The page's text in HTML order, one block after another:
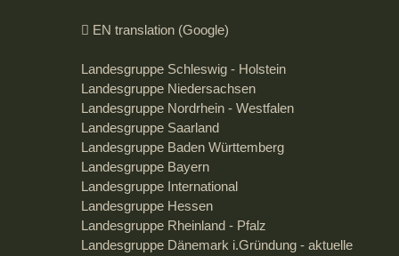
EN translation (Google)
Landesgruppe Schleswig - Holstein
Landesgruppe Niedersachsen
Landesgruppe Nordrhein - Westfalen
Landesgruppe Saarland
Landesgruppe Baden Württemberg
Landesgruppe Bayern
Landesgruppe International
Landesgruppe Hessen
Landesgruppe Rheinland - Pfalz
Landesgruppe Dänemark i.Gründung - aktuelle